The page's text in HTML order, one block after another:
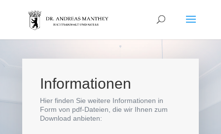
Informationen
Hier finden Sie weitere Informationen in
Form von pdf-Dateien, die wir Ihnen zum
Download anbieten: